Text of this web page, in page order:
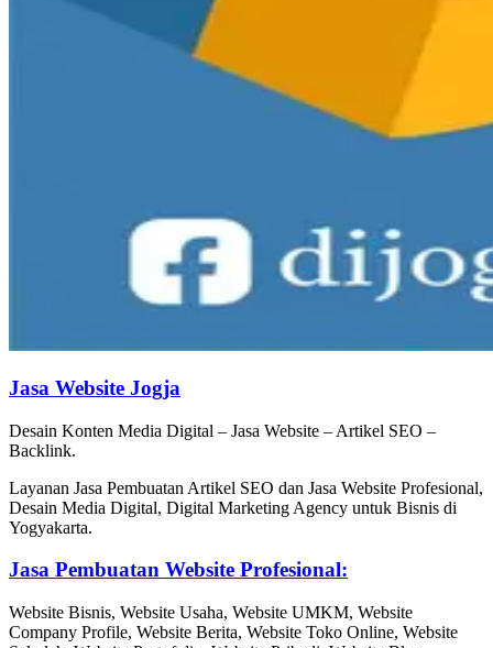
Jasa Website Jogja
Desain Konten Media Digital – Jasa Website – Artikel SEO –
Backlink.
Layanan Jasa Pembuatan Artikel SEO dan Jasa Website Profesional,
Desain Media Digital, Digital Marketing Agency untuk Bisnis di
Yogyakarta.
Jasa Pembuatan Website Profesional:
Website Bisnis, Website Usaha, Website UMKM, Website
Company Profile, Website Berita, Website Toko Online, Website